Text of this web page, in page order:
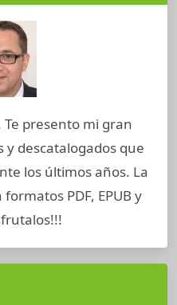
Te presento mi gran
y descatalogados que
los últimos años. La
PDF, EPUB y